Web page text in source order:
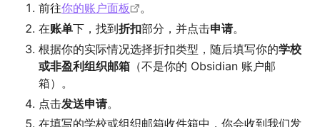
前往你的账户面板
。
在账单下，找到折扣部分，并点击申请。
根据你的实际情况选择折扣类型，随后填写你的学校
或非盈利组织邮箱 （不是你的 Obsidian 账户邮
箱）。
点击发送申请。
在填写的学校或组织邮箱收件箱中，你会收到我们发